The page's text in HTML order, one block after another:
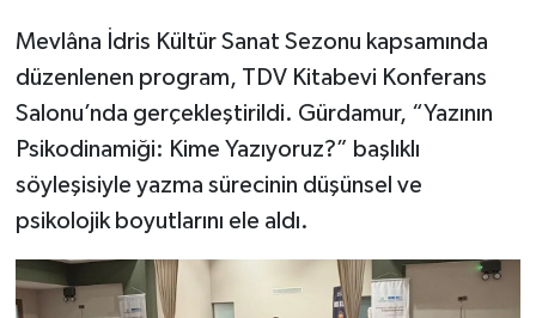
Mevlâna İdris Kültür Sanat Sezonu kapsamında
düzenlenen program, TDV Kitabevi Konferans
Salonu’nda gerçekleştirildi. Gürdamur, “Yazının
Psikodinamiği: Kime Yazıyoruz?” başlıklı
söyleşisiyle yazma sürecinin düşünsel ve
psikolojik boyutlarını ele aldı.
ÜÇÜNCÜ SAYFA
Yemek
SİVİL TOPLUM
SEÇİM 2014